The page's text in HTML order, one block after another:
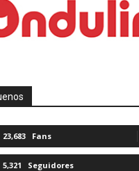
23,683 Fans
5,321 Seguidores